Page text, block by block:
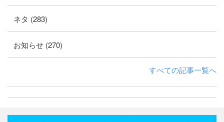
ネタ (283)
お知らせ (270)
すべての記事一覧へ